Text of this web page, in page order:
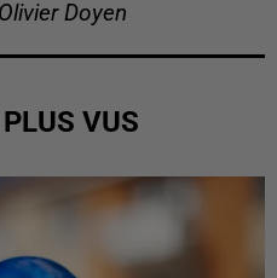
Doyen
VUS